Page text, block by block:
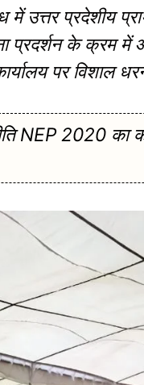
में उत्तर प्रदेशीय
प्रदर्शन के
पर विशाल
NEP 2020